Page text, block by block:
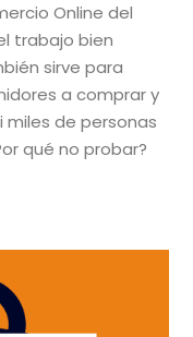
Online del
trabajo bien
sirve para
a comprar y
miles de personas
qué no probar?